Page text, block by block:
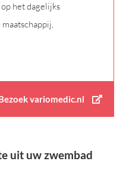
het dagelijks
variomedic.nl
uit uw zwembad